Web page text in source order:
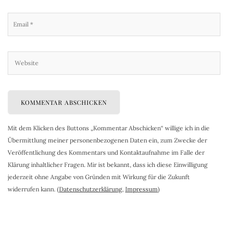
Mit dem Klicken des Buttons „Kommentar Abschicken“ willige ich in die
Übermittlung meiner personenbezogenen Daten ein, zum Zwecke der
Veröffentlichung des Kommentars und Kontaktaufnahme im Falle der
Klärung inhaltlicher Fragen. Mir ist bekannt, dass ich diese Einwilligung
jederzeit ohne Angabe von Gründen mit Wirkung für die Zukunft
widerrufen kann. (Datenschutzerklärung, Impressum)